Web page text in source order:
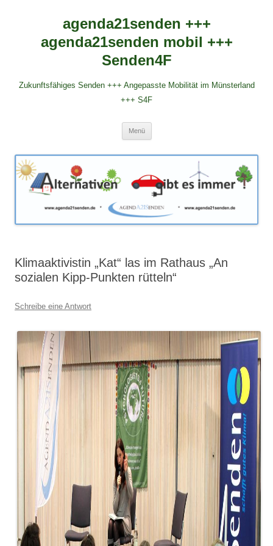
agenda21senden +++
agenda21senden mobil +++
Senden4F
Zukunftsfähiges Senden +++ Angepasste Mobilität im Münsterland
+++ S4F
Menü
Klimaaktivistin „Kat“ las im Rathaus „An
sozialen Kipp-Punkten rütteln“
Schreibe eine Antwort